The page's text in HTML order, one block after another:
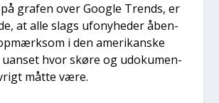
gra­fen over Goog­le Trends, er
at alle slags ufo­nyhe­der åben­
i den ame­ri­kan­ske
hvor skø­re og udo­ku­men­
måt­te være.